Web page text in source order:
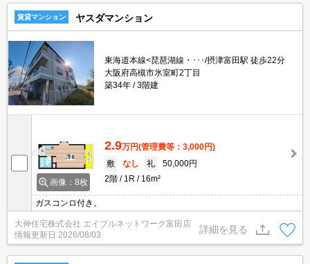
賃貸マンション ヤスダマンション
東海道本線<琵琶湖線・･･･/摂津富田駅 徒歩22分
大阪府高槻市氷室町2丁目
築34年
3階建
画像：8枚
2.9万円(管理費等：3,000円)
敷
なし 礼
50,000円
2階
1R 16m²
ガスコンロ付き。
大伸住宅株式会社 エイブルネットワーク富田店
情報更新日 2026/08/03
詳細を見る